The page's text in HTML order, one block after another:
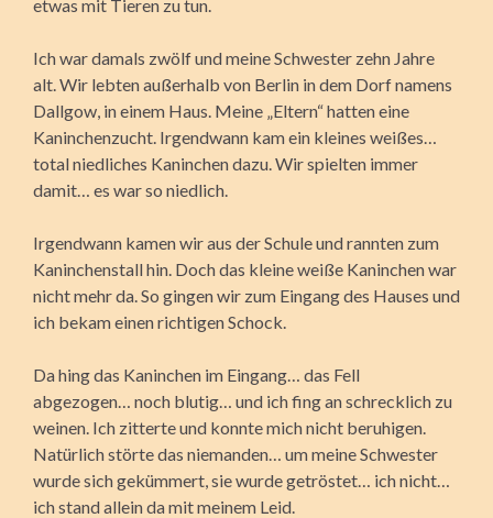
etwas mit Tieren zu tun.
Ich war damals zwölf und meine Schwester zehn Jahre
alt. Wir lebten außerhalb von Berlin in dem Dorf namens
Dallgow, in einem Haus. Meine „Eltern“ hatten eine
Kaninchenzucht. Irgendwann kam ein kleines weißes…
total niedliches Kaninchen dazu. Wir spielten immer
damit… es war so niedlich.
Irgendwann kamen wir aus der Schule und rannten zum
Kaninchenstall hin. Doch das kleine weiße Kaninchen war
nicht mehr da. So gingen wir zum Eingang des Hauses und
ich bekam einen richtigen Schock.
Da hing das Kaninchen im Eingang… das Fell
abgezogen… noch blutig… und ich fing an schrecklich zu
weinen. Ich zitterte und konnte mich nicht beruhigen.
Natürlich störte das niemanden… um meine Schwester
wurde sich gekümmert, sie wurde getröstet… ich nicht…
ich stand allein da mit meinem Leid.